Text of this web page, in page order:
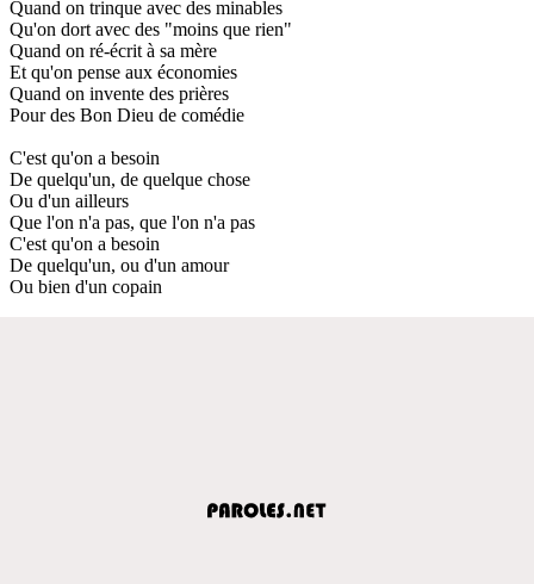
Quand on trinque avec des minables
Qu'on dort avec des "moins que rien"
Quand on ré-écrit à sa mère
Et qu'on pense aux économies
Quand on invente des prières
Pour des Bon Dieu de comédie
C'est qu'on a besoin
De quelqu'un, de quelque chose
Ou d'un ailleurs
Que l'on n'a pas, que l'on n'a pas
C'est qu'on a besoin
De quelqu'un, ou d'un amour
Ou bien d'un copain